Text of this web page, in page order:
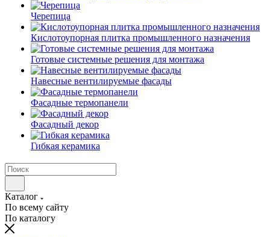
Черепица
Кислотоупорная плитка промышленного назначения
Готовые системные решения для монтажа
Навесные вентилируемые фасады
Фасадные термопанели
Фасадный декор
Гибкая керамика
Каталог
По всему сайту
По каталогу